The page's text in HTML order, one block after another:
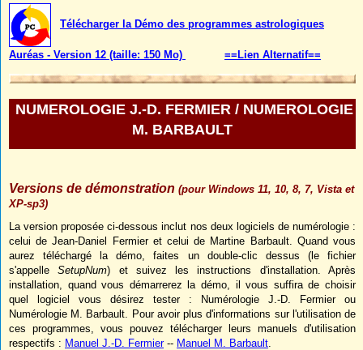
Télécharger la Démo des programmes astrologiques
Auréas - Version 12 (taille: 150 Mo) ==Lien Alternatif==
NUMEROLOGIE J.-D. FERMIER / NUMEROLOGIE
M. BARBAULT
Versions de démonstration (pour Windows 11, 10, 8, 7, Vista et
XP-sp3)
La version proposée ci-dessous inclut nos deux logiciels de numérologie :
celui de Jean-Daniel Fermier et celui de Martine Barbault. Quand vous
aurez téléchargé la démo, faites un double-clic dessus (le fichier
s'appelleSetupNum) et suivez les instructions d'installation. Après
installation, quand vous démarrerez la démo, il vous suffira de choisir
quel logiciel vous désirez tester : Numérologie J.-D. Fermier ou
Numérologie M. Barbault. Pour avoir plus d'informations sur l'utilisation de
ces programmes, vous pouvez télécharger leurs manuels d'utilisation
respectifs : Manuel J.-D. Fermier-- Manuel M. Barbault